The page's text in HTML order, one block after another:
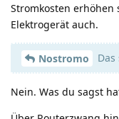
Stromkosten erhöhen
Elektrogerät auch.
Nostromo
Nein. Was du sagst